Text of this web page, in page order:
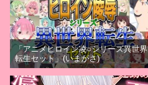
「アニメヒロイン凌○シリーズ異世界
転生セット」(いまがさ)